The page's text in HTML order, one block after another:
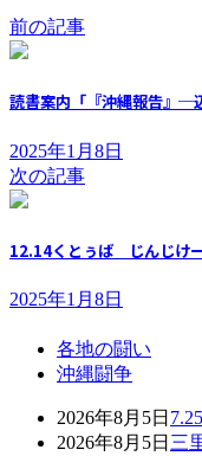
前の記事
読書案内「『沖縄報告』─
2025年1月8日
次の記事
12.14くとぅば じんじけ
2025年1月8日
各地の闘い
沖縄闘争
2026年8月5日
2026年8月5日 三